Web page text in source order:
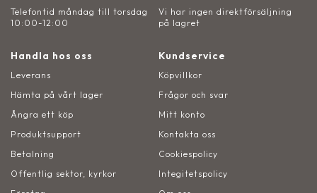
Telefontid måndag till torsdag
10:00-12:00
Vi har ingen direktförsäljning
på lagret
Handla hos oss
Leverans
Hämta på vårt lager
Ångra ett köp
Produktsupport
Betalning
Offentlig sektor, kyrkor
Kundservice
Köpvillkor
Frågor och svar
Mitt konto
Kontakta oss
Cookiespolicy
Integitetspolicy